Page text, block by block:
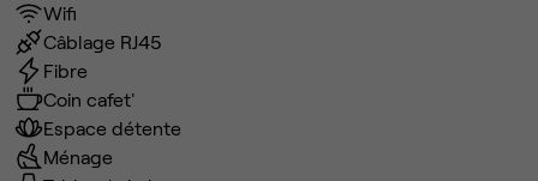
Wifi
Câblage RJ45
Fibre
Coin cafet'
Espace détente
Ménage